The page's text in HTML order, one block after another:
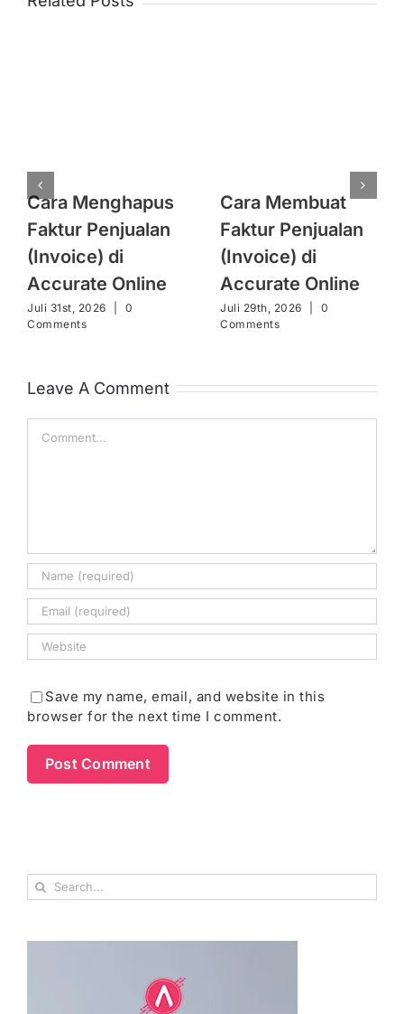
Menghapus
Penjualan
di
Online
31st, 2026 | 0
Cara Membuat
Faktur Penjualan
(Invoice) di
Accurate Online
Juli 29th, 2026 | 0
Comments
Leave A Comment
Save my name, email, and website in this
browser for the next time I comment.
Search
for: